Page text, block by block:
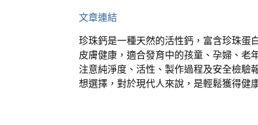
文章連結
珍珠鈣是一種天然的活性鈣，富含珍珠蛋
皮膚健康，適合發育中的孩童、孕婦、老
注意純淨度、活性、製作過程及安全檢驗
想選擇，對於現代人來說，是輕鬆獲得健